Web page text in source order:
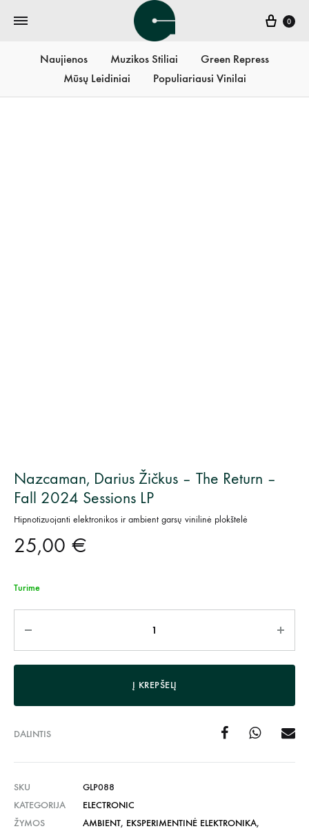
0
Naujienos Muzikos Stiliai
Green Repress
Mūsų Leidiniai
Populiariausi Vinilai
Nazcaman, Darius Žičkus – The Return –
Fall 2024 Sessions LP
Hipnotizuojanti elektronikos ir ambient garsų vinilinė plokštelė
25,00 €
Turime
Į KREPŠELĮ
DALINTIS
SKU
GLP088
KATEGORIJA
ELECTRONIC
ŽYMOS
AMBIENT, EKSPERIMENTINĖ ELEKTRONIKA,